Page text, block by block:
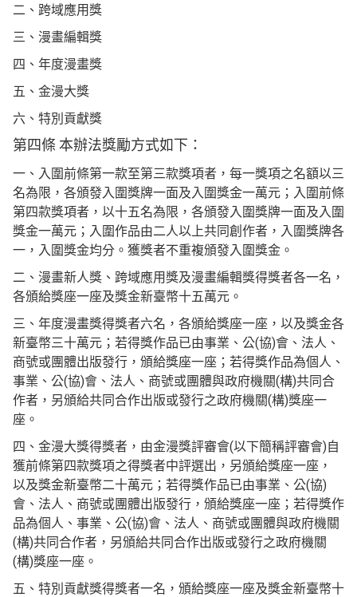
二、跨域應用獎
三、漫畫編輯獎
四、年度漫畫獎
五、金漫大獎
六、特別貢獻獎
第四條 本辦法獎勵方式如下：
一、入圍前條第一款至第三款獎項者，每一獎項之名額以三
名為限，各頒發入圍獎牌一面及入圍獎金一萬元；入圍前條
第四款獎項者，以十五名為限，各頒發入圍獎牌一面及入圍
獎金一萬元；入圍作品由二人以上共同創作者，入圍獎牌各
一，入圍獎金均分。獲獎者不重複頒發入圍獎金。
二、漫畫新人獎、跨域應用獎及漫畫編輯獎得獎者各一名，
各頒給獎座一座及獎金新臺幣十五萬元。
三、年度漫畫獎得獎者六名，各頒給獎座一座，以及獎金各
新臺幣三十萬元；若得獎作品已由事業、公(協)會、法人、
商號或團體出版發行，頒給獎座一座；若得獎作品為個人、
事業、公(協)會、法人、商號或團體與政府機關(構)共同合
作者，另頒給共同合作出版或發行之政府機關(構)獎座一
座。
四、金漫大獎得獎者，由金漫獎評審會(以下簡稱評審會)自
獲前條第四款獎項之得獎者中評選出，另頒給獎座一座，
以及獎金新臺幣二十萬元；若得獎作品已由事業、公(協)
會、法人、商號或團體出版發行，頒給獎座一座；若得獎作
品為個人、事業、公(協)會、法人、商號或團體與政府機關
(構)共同合作者，另頒給共同合作出版或發行之政府機關
(構)獎座一座。
五、特別貢獻獎得獎者一名，頒給獎座一座及獎金新臺幣十